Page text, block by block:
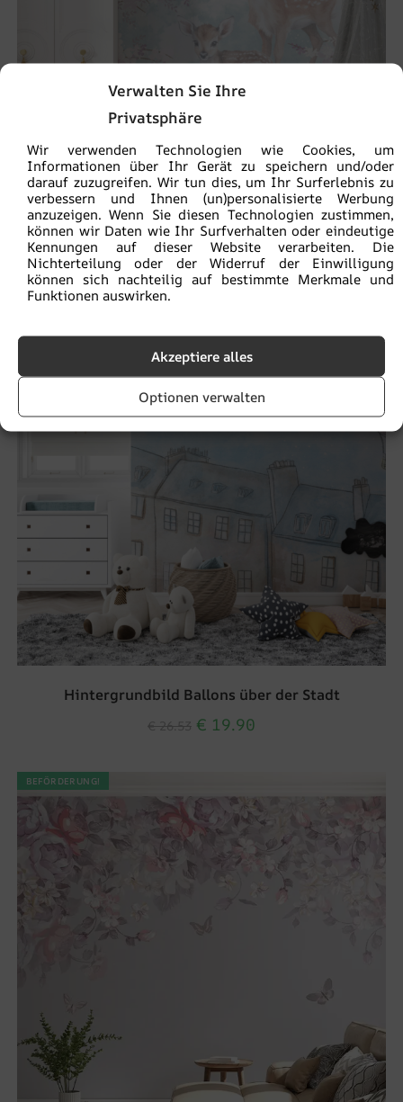
Verwalten Sie Ihre
Privatsphäre
Wir verwenden Technologien wie Cookies, um
Informationen über Ihr Gerät zu speichern und/oder
darauf zuzugreifen. Wir tun dies, um Ihr Surferlebnis zu
verbessern und Ihnen (un)personalisierte Werbung
anzuzeigen. Wenn Sie diesen Technologien zustimmen,
können wir Daten wie Ihr Surfverhalten oder eindeutige
Kennungen auf dieser Website verarbeiten. Die
Nichterteilung oder der Widerruf der Einwilligung
können sich nachteilig auf bestimmte Merkmale und
Funktionen auswirken.
Akzeptiere alles
Optionen verwalten
Fototapete Zwei Hirsche
€26.53 19.90
BEFÖRDERUNG!
Hintergrundbild Ballons über der Stadt
€ 19.90
BEFÖRDERUNG!